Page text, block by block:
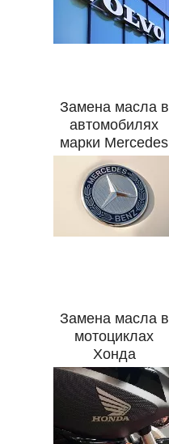
Замена масла в
автомобилях
марки Mercedes
Замена масла в
мотоциклах
Хонда